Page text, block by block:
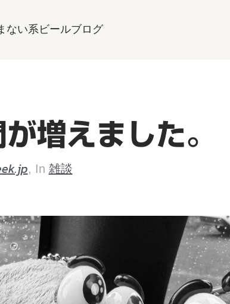
ない系ビールブログ
増えました。
, In 雑談